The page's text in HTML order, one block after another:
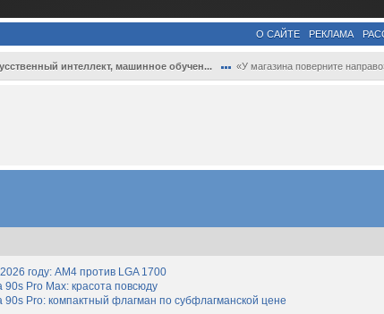
О САЙТЕ РЕКЛАМА
интеллект, машинное обучен... «У магазина поверните направо»:
году: AM4 против LGA 1700
Pro Max: красота повсюду
Pro: компактный флагман по субфлагманской цене